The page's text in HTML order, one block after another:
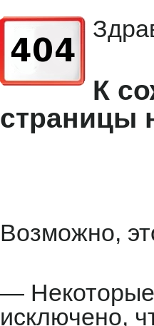
К
страницы
Возможно,
— Некоторые
исключено,